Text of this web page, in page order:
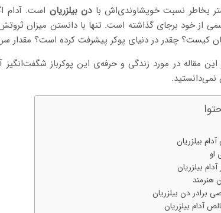
بخاطر نسبت خویشاوندی‌اش بادن بیلزریان است. آدام
از خود برجای گذاشته است. تنها با دانستن میزان
کیست؟ چقدر در دنیای پوکر پیشرفت کرده است؟ مقدار
مقاله در مورد زندگی و حرفه‌ی این پوکرباز شگفت‌انگیز
بیلزریان
او
بیلزریان
هنرمند
برادر دن بیلزریان
آدام بیلزِریان